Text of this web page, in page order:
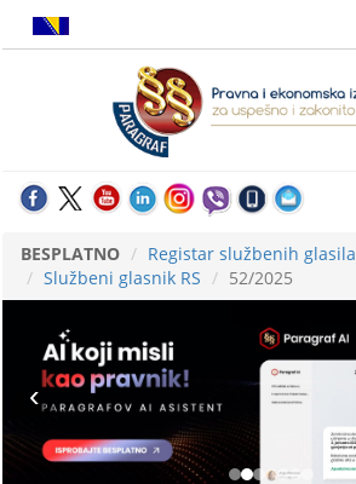
BESPLATNO
Registar službenih glasila
Službeni glasnik RS
52/2025